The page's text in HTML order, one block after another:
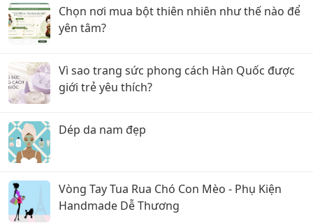
Chọn nơi mua bột thiên nhiên như thế nào để
yên tâm?
Vì sao trang sức phong cách Hàn Quốc được
giới trẻ yêu thích?
Dép da nam đẹp
Vòng Tay Tua Rua Chó Con Mèo - Phụ Kiện
Handmade Dễ Thương